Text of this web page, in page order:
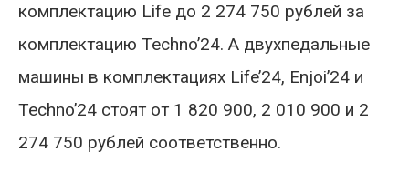
комплектацию Life до 2 274 750 рублей за
комплектацию Techno’24. А двухпедальные
машины в комплектациях Life’24, Enjoi’24 и
Techno’24 стоят от 1 820 900, 2 010 900 и 2
274 750 рублей соответственно.